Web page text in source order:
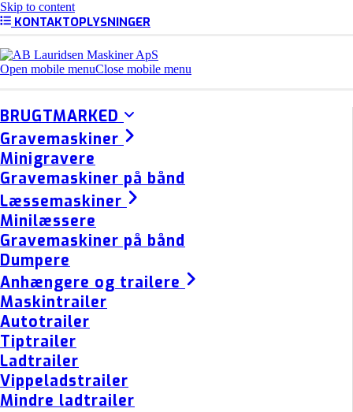
Skip to content
KONTAKTOPLYSNINGER
Open mobile menuClose mobile menu
BRUGTMARKED
Gravemaskiner
Minigravere
Gravemaskiner på bånd
Læssemaskiner
Minilæssere
Gravemaskiner på bånd
Dumpere
Anhængere og trailere
Maskintrailer
Autotrailer
Tiptrailer
Ladtrailer
Vippeladstrailer
Mindre ladtrailer